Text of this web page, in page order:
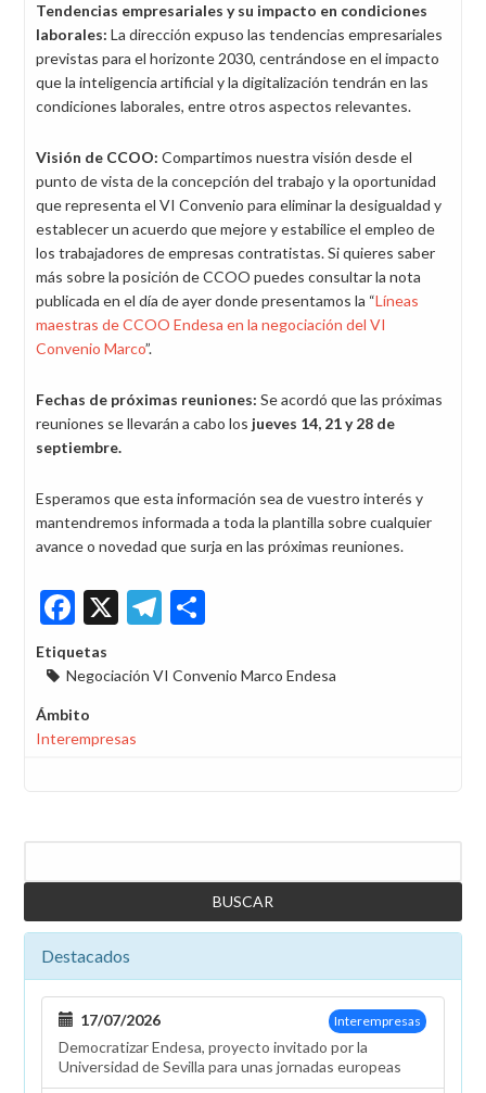
Tendencias empresariales y su impacto en condiciones
laborales: La dirección expuso las tendencias empresariales
previstas para el horizonte 2030, centrándose en el impacto
que la inteligencia artificial y la digitalización tendrán en las
condiciones laborales, entre otros aspectos relevantes.
Visión de CCOO: Compartimos nuestra visión desde el
punto de vista de la concepción del trabajo y la oportunidad
que representa el VI Convenio para eliminar la desigualdad y
establecer un acuerdo que mejore y estabilice el empleo de
los trabajadores de empresas contratistas. Si quieres saber
más sobre la posición de CCOO puedes consultar la nota
publicada en el día de ayer donde presentamos la “Líneas
maestras de CCOO Endesa en la negociación del VI
Convenio Marco”.
Fechas de próximas reuniones: Se acordó que las próximas
reuniones se llevarán a cabo los jueves 14, 21 y 28 de
septiembre.
Esperamos que esta información sea de vuestro interés y
mantendremos informada a toda la plantilla sobre cualquier
avance o novedad que surja en las próximas reuniones.
Facebook
X Telegram
Etiquetas
Negociación VI Convenio Marco Endesa
Ámbito
Interempresas
Destacados
Interempresas
17/07/2026
Democratizar Endesa, proyecto invitado por la
Universidad de Sevilla para unas jornadas europeas